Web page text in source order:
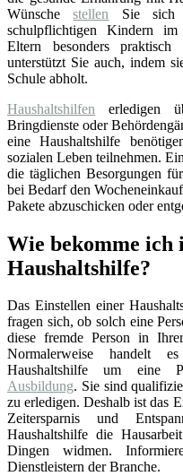
Wünschestellen Sie sich
schulpflichtigen Kindern im
Eltern besonders
unterstützt Sie auch, indem
Schule abholt.
Haushaltshilfen erledigen
Bringdienste oder
eine Haushaltshilfe
sozialen Leben teilnehmen.
die täglichen Besorgungen
bei Bedarf den
Pakete abzuschicken oder
Wie bekomme ich
Haushaltshilfe?
Das Einstellen einer
fragen sich, ob solch eine
diese fremde Person in
Normalerweise handelt
Haushaltshilfe um eine
Ausbildung. Sie sind
zu erledigen. Deshalb ist das
Zeitersparnis und
Haushaltshilfe die
Dingen widmen.
Dienstleistern der Branche.